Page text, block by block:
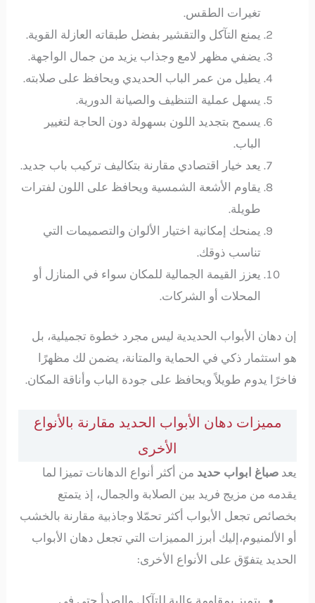
تغيرات الطقس.
يمنع التآكل والتقشير بفضل طبقاته العازلة القوية.
يضفي مظهر لامع وجذاب يزيد من جمال الواجهة.
يطيل من عمر الباب الحديدي ويحافظ على صلابته.
يسهل عملية التنظيف والصيانة الدورية.
يسمح بتجديد اللون بسهولة دون الحاجة لتغيير
الباب.
يعد خيار اقتصادي مقارنة بتكاليف تركيب باب جديد.
يقاوم الأشعة الشمسية ويحافظ على اللون لفترات
طويلة.
يمنحك إمكانية اختيار الألوان والتصميمات التي
تناسب ذوقك.
يعزز القيمة الجمالية للمكان سواء في المنازل أو
المحلات أو الشركات.
إن دهان الأبواب الحديدية ليس مجرد خطوة تجميلية، بل
هو استثمار ذكي في الحماية والمتانة، يضمن لك مظهرًا
فاخرًا يدوم طويلاً ويحافظ على جودة الباب وأناقة المكان.
مميزات دهان الأبواب الحديد مقارنة بالأنواع
الأخرى
يعدصباغ ابواب حديد من أكثر أنواع الدهانات تميزا لما
يقدمه من مزيج فريد بين الصلابة والجمال، إذ يتمتع
بخصائص تجعل الأبواب أكثر تحمّلا وجاذبية مقارنة بالخشب
أو الألمنيوم،إليك أبرز المميزات التي تجعل دهان الأبواب
الحديد يتفوّق على الأنواع الأخرى: